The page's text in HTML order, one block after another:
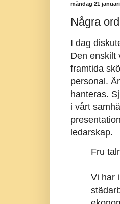
måndag 21 januari
Några
I dag
Den enskilt
framtida
personal.
hanteras.
i vårt
ledarskap.
Fru
Vi har